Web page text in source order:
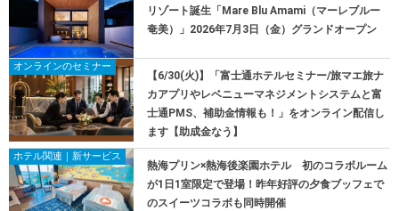
リゾート誕生「Mare Blu Amami（マーレブルー
奄美）」2026年7月3日（金）グランドオープン
オンラインのセミナー
【6/30(火)】「富士通ホテルセミナー/旅マエ旅ナ
カアプリやレベニューマネジメントシステムと富
士通PMS、補助金情報も！」をオンライン配信し
ます【助成金なう】
ホテル関連｜新サービス
熱海プリン×熱海後楽園ホテル 初のコラボルーム
が1日1室限定で登場！昨年好評の夕食ブッフェで
のスイーツコラボも同時開催